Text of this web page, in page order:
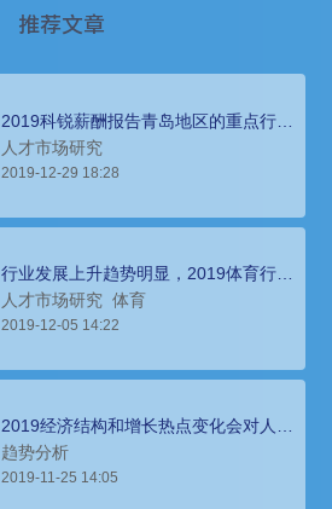
推荐文章
2019科锐薪酬报告青岛地区的重点行业
发展趋势和人才需求洞察
人才市场研究
2019-12-29 18:28
行业发展上升趋势明显，2019体育行业
人才薪酬报告
人才市场研究 体育
2019-12-05 14:22
2019经济结构和增长热点变化会对人才
市场产生什么样的影响？
趋势分析
2019-11-25 14:05